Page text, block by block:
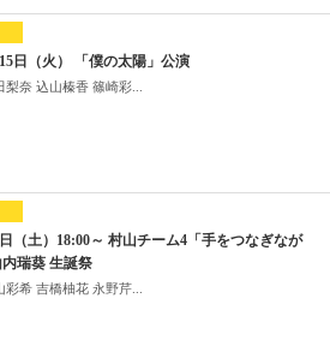
日（火） 「僕の太陽」公演
奈 込山榛香 篠崎彩...
（土）18:00～ 村山チーム4「手をつなぎなが
瑞葵 生誕祭
希 吉橋柚花 永野芹...